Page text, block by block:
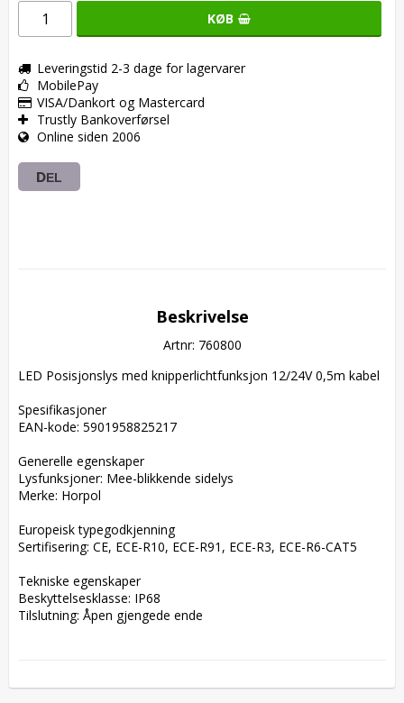
KØB
Leveringstid 2-3 dage for lagervarer
MobilePay
VISA/Dankort og Mastercard
Trustly Bankoverførsel
Online siden 2006
DEL
Beskrivelse
Artnr: 760800
LED Posisjonslys med knipperlichtfunksjon 12/24V 0,5m kabel
Spesifikasjoner
EAN-kode: 5901958825217
Generelle egenskaper
Lysfunksjoner: Mee-blikkende sidelys
Merke: Horpol
Europeisk typegodkjenning
Sertifisering: CE, ECE-R10, ECE-R91, ECE-R3, ECE-R6-CAT5
Tekniske egenskaper
Beskyttelsesklasse: IP68
Tilslutning: Åpen gjengede ende